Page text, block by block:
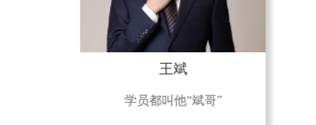
王斌
学员都叫他“斌哥”